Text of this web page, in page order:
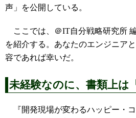
声」を公開している。
ここでは、＠IT自分戦略研究所
を紹介する。あなたのエンジニア
容であれば幸いだ。
未経験なのに、書類上は
『開発現場が変わるハッピー・コ